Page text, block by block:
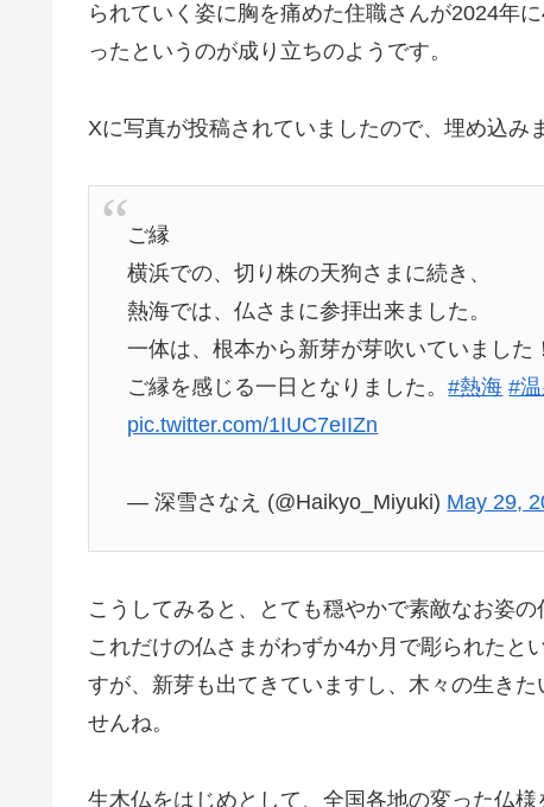
られていく姿に胸を痛めた住職さんが2024年
ったというのが成り立ちのようです。
Xに写真が投稿されていましたので、埋め込み
ご縁
横浜での、切り株の天狗さまに続き、
熱海では、仏さまに参拝出来ました。
一体は、根本から新芽が芽吹いていました！
ご縁を感じる一日となりました。#熱海 #
pic.twitter.com/1IUC7eIIZn
— 深雪さなえ (@Haikyo_Miyuki) May 29,
こうしてみると、とても穏やかで素敵なお姿の
これだけの仏さまがわずか4か月で彫られたと
すが、新芽も出てきていますし、木々の生き
せんね。
生木仏をはじめとして、全国各地の変った仏